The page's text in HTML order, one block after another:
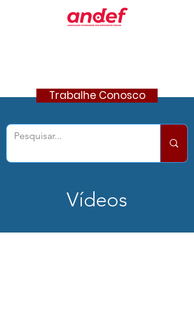
Trabalhe Conosco
Vídeos